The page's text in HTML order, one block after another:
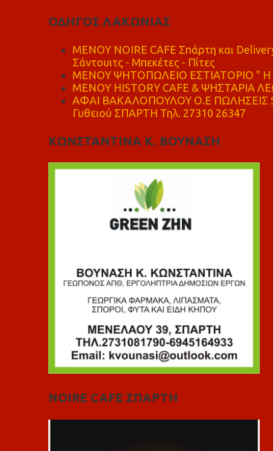
ΟΔΗΓΟΣ ΛΑΚΩΝΙΑΣ
MENOY NOIRE CAFE Σπάρτη και
Σάντουιτς - Μπεκέτες - Πίτες
ΜΕΝΟΥ ΨΗΤΟΠΩΛΕΙΟ ΕΣΤΙΑΤΟΡΙΟ " Η
ΜΕΝΟΥ HISTORY CAFE & ΨΗΣΤΑΡΙΑ
ΑΦΑΙ ΒΑΚΑΛΟΠΟΥΛΟΥ Ο.Ε ΠΩΛΗΣΕΙΣ
Γυθειού ΣΠΑΡΤΗ Τηλ. 27310 26347
ΚΩΝΣΤΑΝΤΙΝΑ Κ. ΒΟΥΝΑΣΗ
NOIRE CAFE ΣΠΑΡΤΗ